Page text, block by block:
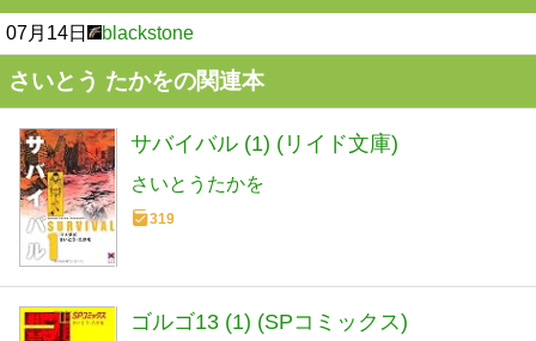
07月14日 blackstone
さいとう たかをの関連本
サバイバル (1) (リイド文庫)
さいとうたかを
319
ゴルゴ13 (1) (SPコミックス)